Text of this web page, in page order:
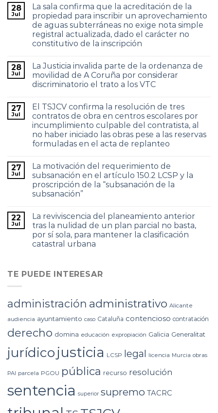
28
Jul
La sala confirma que la acreditación de la
propiedad para inscribir un aprovechamiento
de aguas subterráneas no exige nota simple
registral actualizada, dado el carácter no
constitutivo de la inscripción
28
Jul
La Justicia invalida parte de la ordenanza de
movilidad de A Coruña por considerar
discriminatorio el trato a los VTC
27
Jul
El TSJCV confirma la resolución de tres
contratos de obra en centros escolares por
incumplimiento culpable del contratista, al
no haber iniciado las obras pese a las reservas
formuladas en el acta de replanteo
27
Jul
La motivación del requerimiento de
subsanación en el artículo 150.2 LCSP y la
proscripción de la “subsanación de la
subsanación”
22
Jul
La reviviscencia del planeamiento anterior
tras la nulidad de un plan parcial no basta,
por sí sola, para mantener la clasificación
catastral urbana
TE PUEDE INTERESAR
administración administrativo Alicante
audiencia ayuntamiento caso Cataluña contencioso contratación
derecho domina educación expropiación Galicia Generalitat
jurídico justicia LCSP legal licencia Murcia obras
PAI parcela PGOU pública recurso resolución
sentencia superior supremo TACRC